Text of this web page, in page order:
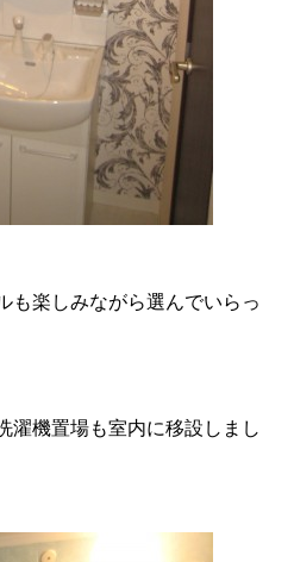
も楽しみながら選んでいらっ
濯機置場も室内に移設しまし